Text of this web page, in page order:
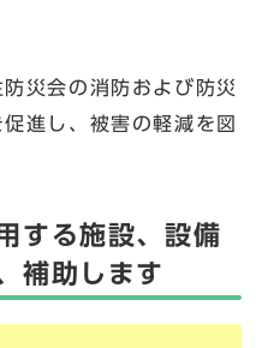
災会の消防および防災
進し、被害の軽減を図
する施設、設備
補助します